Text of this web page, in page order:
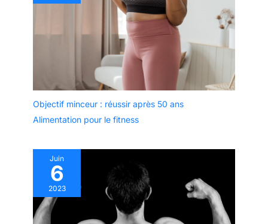
Objectif minceur : réussir après 50 ans
Alimentation pour le fitness
Juin
6
2023